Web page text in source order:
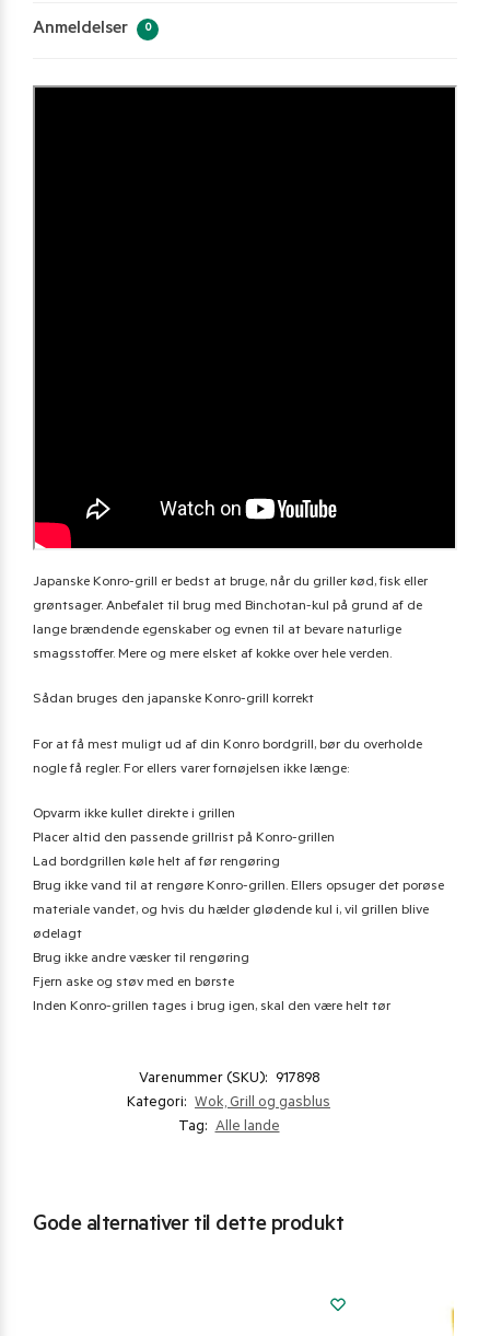
Anmeldelser 0
Japanske Konro-grill er bedst at bruge, når du griller kød, fisk eller
grøntsager. Anbefalet til brug med Binchotan-kul på grund af de
lange brændende egenskaber og evnen til at bevare naturlige
smagsstoffer. Mere og mere elsket af kokke over hele verden.
Sådan bruges den japanske Konro-grill korrekt
For at få mest muligt ud af din Konro bordgrill, bør du overholde
nogle få regler. For ellers varer fornøjelsen ikke længe:
Opvarm ikke kullet direkte i grillen
Placer altid den passende grillrist på Konro-grillen
Lad bordgrillen køle helt af før rengøring
Brug ikke vand til at rengøre Konro-grillen. Ellers opsuger det porøse
materiale vandet, og hvis du hælder glødende kul i, vil grillen blive
ødelagt
Brug ikke andre væsker til rengøring
Fjern aske og støv med en børste
Inden Konro-grillen tages i brug igen, skal den være helt tør
Varenummer (SKU): 917898
Kategori: Wok, Grill og gasblus
Tag: Alle lande
Gode alternativer til dette produkt